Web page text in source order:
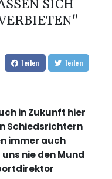
SICH
Teilen Teilen
in Zukunft hier
Schiedsrichtern
immer auch
nie den Mund